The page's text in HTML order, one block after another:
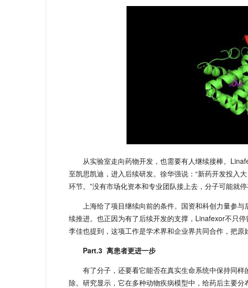
从实验室走向药物开发，也需要有人继续接棒。
至凯思凯迪，进入后续研发。徐华强说：“新药开发投入
环节。”没有市场化资本和专业团队接上去，分子可能就停
上海给了项目继续向前的条件。国资和科创力量参
续推进。也正因为有了后续开发的支撑，Linafexor不只
李佳也提到，这项工作是学术界和企业界共同合作，把原
Part.3 离患者更进一步
有了分子，还要看它能否在真实生命系统中保持同
除。研究显示，它在多种动物疾病模型中，给药后主要